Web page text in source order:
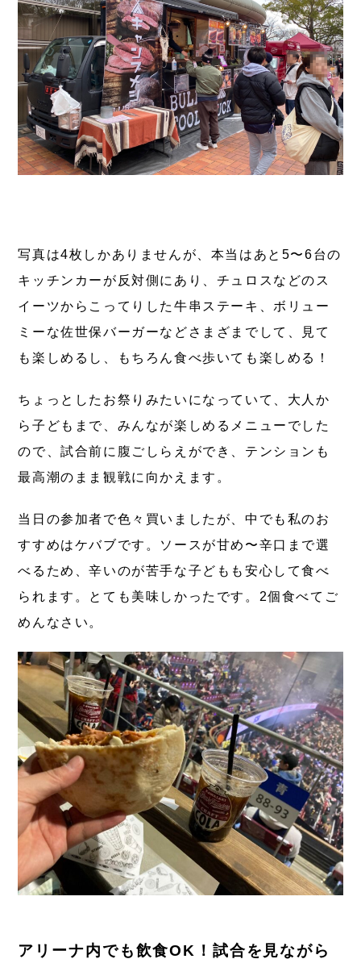
写真は4枚しかありませんが、本当はあと5〜6台の
キッチンカーが反対側にあり、チュロスなどのス
イーツからこってりした牛串ステーキ、ボリュー
ミーな佐世保バーガーなどさまざまでして、見て
も楽しめるし、もちろん食べ歩いても楽しめる！
ちょっとしたお祭りみたいになっていて、大人か
ら子どもまで、みんなが楽しめるメニューでした
ので、試合前に腹ごしらえができ、テンションも
最高潮のまま観戦に向かえます。
当日の参加者で色々買いましたが、中でも私のお
すすめはケバブです。ソースが甘め〜辛口まで選
べるため、辛いのが苦手な子どもも安心して食べ
られます。とても美味しかったです。2個食べてご
めんなさい。
アリーナ内でも飲食OK！試合を見ながら